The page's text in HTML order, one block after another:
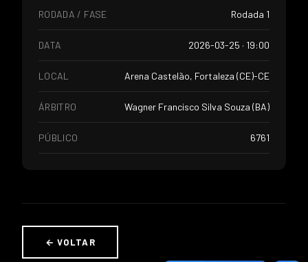
RODADA / FASE Rodada 1
DATA 2026-03-25 · 19:00
LOCAL Arena Castelão, Fortaleza (CE)-CE
ÁRBITRO Wagner Francisco Silva Souza (BA)
PÚBLICO 6761
← VOLTAR